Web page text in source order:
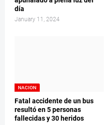
día
January 11, 2024
NACION
Fatal accidente de un bus
resultó en 5 personas
fallecidas y 30 heridos